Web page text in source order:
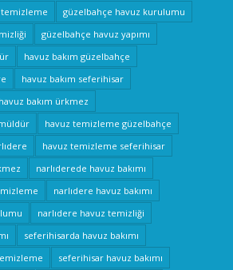
güzelbahçe havuz kurulumu
güzelbahçe havuz yapımı
havuz bakım güzelbahçe
havuz bakım seferihisar
havuz bakım ürkmez
havuz temizleme güzelbahçe
havuz temizleme seferihisar
narlıderede havuz bakımı
narlıdere havuz bakımı
narlıdere havuz temizliği
seferihisarda havuz bakımı
seferihisar havuz bakımı